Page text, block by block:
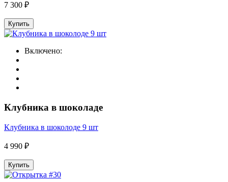
7 300 ₽
Купить
Включено:
Клубника в шоколаде
Клубника в шоколоде 9 шт
4 990 ₽
Купить